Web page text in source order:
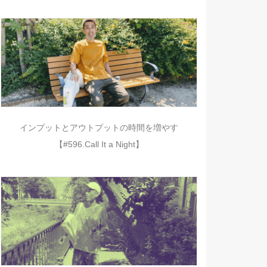
インプットとアウトプットの時間を増やす
【#596.Call It a Night】